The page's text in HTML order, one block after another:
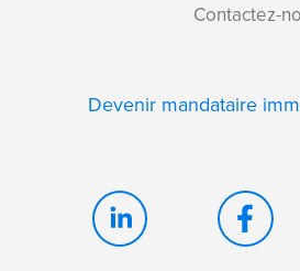
Contactez-
Devenir mandataire